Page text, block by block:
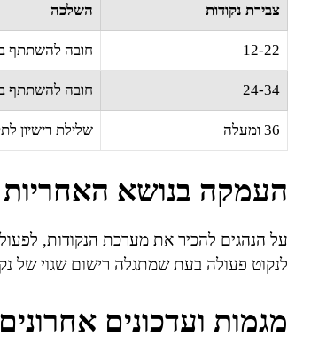
צבירת נקודות השלכה
12-22 חובה להשתתף
24-34 חובה להשתתף
36 ומעלה שלילת רישיון
העמקה בנושא
על הנהגים להכיר את מערכת הנקודות,
לנקוט פעולה בעת שמתגלה רישום שגוי של
מגמות ועדכונים אחרונים